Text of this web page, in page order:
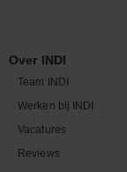
Over INDI
Team INDI
Werken bij INDI
Vacatures
Reviews